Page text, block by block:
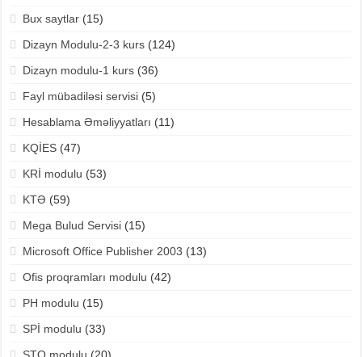
Bux saytlar(15)
Dizayn Modulu-2-3 kurs(124)
Dizayn modulu-1 kurs(36)
Fayl mübadiləsi servisi(5)
Hesablama Əməliyyatları (11)
KQİES(47)
KRİ modulu (53)
KTƏ (59)
Mega Bulud Servisi(15)
Microsoft Office Publisher 2003 (13)
Ofis proqramları modulu (42)
PH modulu (15)
SPİ modulu (33)
STQ modulu (20)